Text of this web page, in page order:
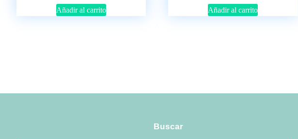
Añadir al carrito Añadir al carrito
Buscar